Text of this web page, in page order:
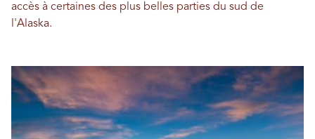
accès à certaines des plus belles parties du sud de
l'Alaska.